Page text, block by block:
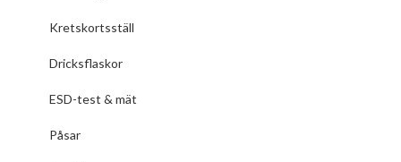
Kretskortsställ
Dricksflaskor
ESD-test & mät
Påsar